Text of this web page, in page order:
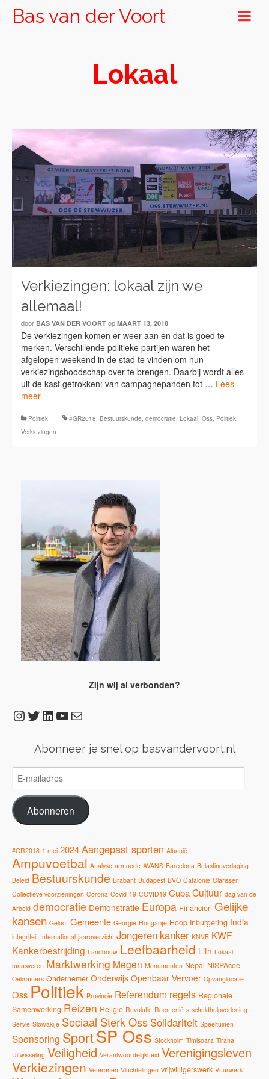
Bas van der Voort
Lokaal
Verkiezingen: lokaal zijn we
allemaal!
door BAS VAN DER VOORT op MAART 13, 2018
De verkiezingen komen er weer aan en dat is goed te
merken. Verschillende politieke partijen waren het
afgelopen weekend in de stad te vinden om hun
verkiezingsboodschap over te brengen. Daarbij wordt alles
uit de kast getrokken: van campagnepanden tot … Lees
meer
Politiek #GR2018, Bestuurskunde, democratie, Lokaal, Oss, Politiek,
Verkiezingen
Zijn wij al verbonden?
Instagram
Twitter
LinkedIn
YouTube
E-mail
Abonneer je snel op basvandervoort.nl
E-
mailadres
Abonneren
#GR2018 1 mei 2024Aangepast sporten Albanië
Ampuvoetbal Analyse armoede AVANS Barcelona Belastingverlaging
Beleid Bestuurskunde Brabant Budapest BVO Catalonië Clarissen
Collectieve voorzieningen Corona Covid-19 COVID19 CubaCultuur dag van de
Arbeid democratie Demonstratie Europa Financien Gelijke
kansen Geloof Gemeente Georgië Hongarije Hoop Inburgering India
integriteit International jaaroverzicht Jongeren kanker KNVB KWF
Kankerbestrijding Landbouw Leefbaarheid Lith Lokaal
maasveren Marktwerking Megen Monumenten Nepal NISPAcee
Oekraïners Ondernemer Onderwijs Openbaar Vervoer Opvanglocatie
Oss Politiek Provincie Referendum regels Regionale
Samenwerking Reizen Religie Revolutie Roemenië s schuldhulpverlening
Servië Slowakije Sociaal Sterk Oss Solidariteit Speeltuinen
Sponsoring SportSP Oss Stockholm Timisoara Tirana
Uitwisseling Veiligheid Verantwoordelijkheid Verenigingsleven
Verkiezingen Veteranen Vluchtelingen vrijwilligerswerk Vuurwerk